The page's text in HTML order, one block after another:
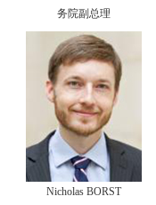
务院副总理
Nicholas BORST